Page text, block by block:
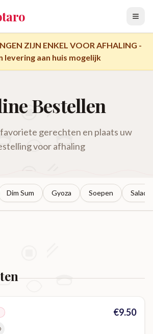
ZIJN ENKEL VOOR AFHALING -
levering aan huis mogelijk
Bestellen
gerechten en plaats uw
voor afhaling
Dim Sum Gyoza Soepen
€9.50